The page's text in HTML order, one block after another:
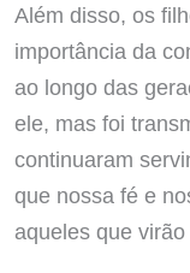
Além disso, os
importância da
ao longo das
ele, mas foi
continuaram
que nossa fé e
aqueles que